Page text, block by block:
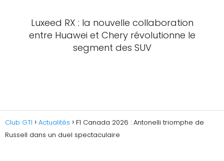
Luxeed RX : la nouvelle collaboration
entre Huawei et Chery révolutionne le
segment des SUV
Club GTI Actualités
F1 Canada 2026 : Antonelli triomphe de
Russell dans un duel spectaculaire